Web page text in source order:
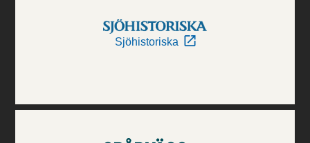
Sjöhistoriska